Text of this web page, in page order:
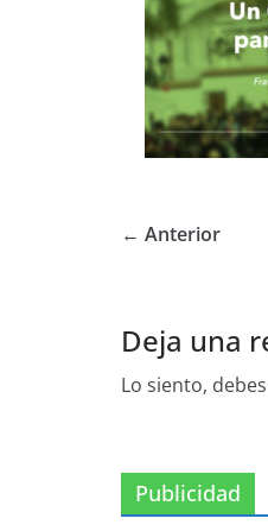
← Anterior
Deja una
Lo siento,
Publicidad